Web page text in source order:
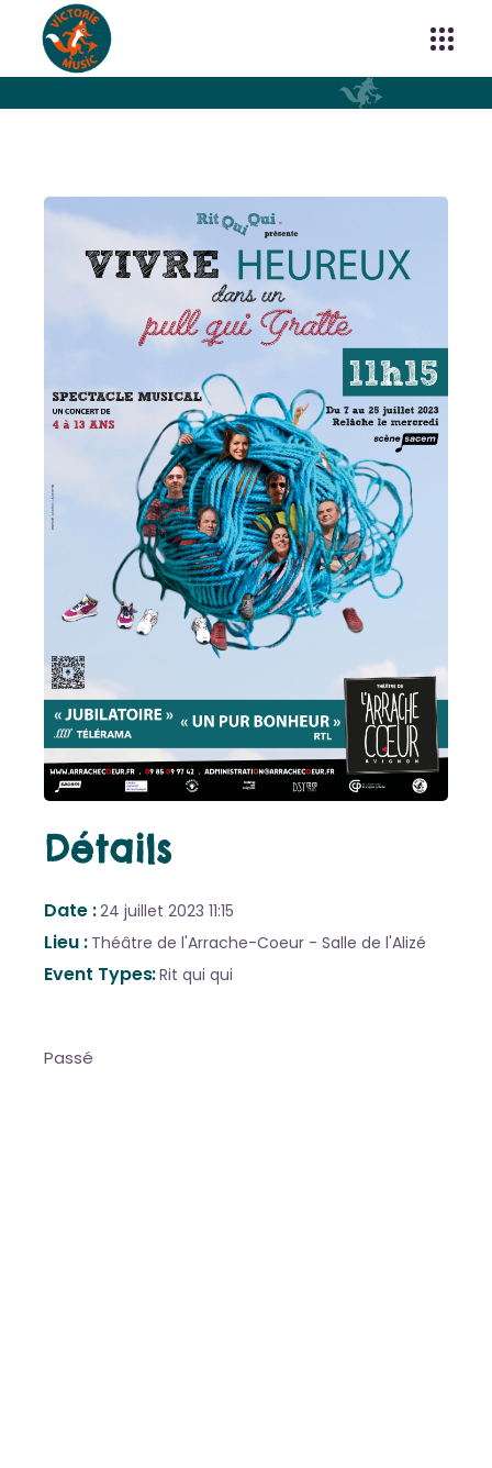
Détails
Date 24 juillet 2023 11:15
Lieu Théâtre de l'Arrache-Coeur - Salle de l'Alizé
Event Types Rit qui qui
Passé